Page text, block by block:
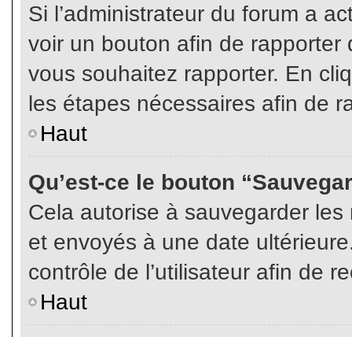
Si l’administrateur du forum a
voir un bouton afin de
vous souhaitez rapporter. En
les étapes nécessaires afin de
Haut
Qu’est-ce le bouton
Cela autorise à sauvegarder
et envoyés à une date
contrôle de l’utilisateur afin de
Haut